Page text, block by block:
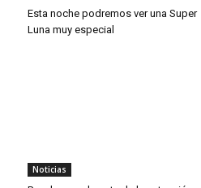
Esta noche podremos ver una Super
Luna muy especial
Noticias